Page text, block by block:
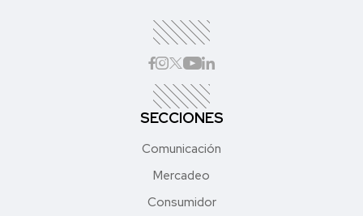
SECCIONES
Comunicación
Mercadeo
Consumidor